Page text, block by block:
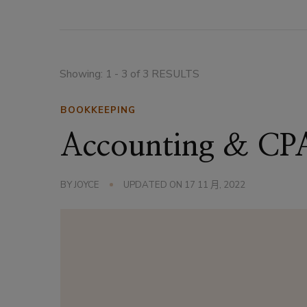
Showing: 1 - 3 of 3 RESULTS
BOOKKEEPING
Accounting &
BYJOYCE UPDATED ON 17 11 月, 2022